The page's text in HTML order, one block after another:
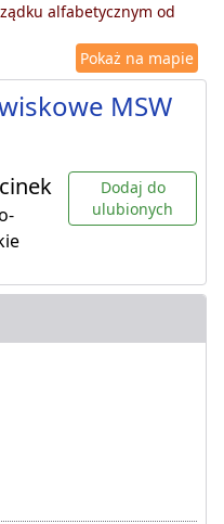
alfabetycznym od
Pokaż na mapie
MSW
Dodaj do
ulubionych